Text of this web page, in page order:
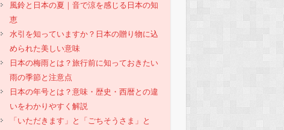
風鈴と日本の夏｜音で涼を感じる日本の知
恵
水引を知っていますか？日本の贈り物に込
められた美しい意味
日本の梅雨とは？旅行前に知っておきたい
雨の季節と注意点
日本の年号とは？意味・歴史・西暦との違
いをわかりやすく解説
「いただきます」と「ごちそうさま」と